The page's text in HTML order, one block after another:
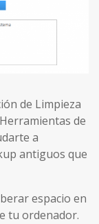
de Limpieza
de
a
antiguos que
espacio en
tu ordenador.